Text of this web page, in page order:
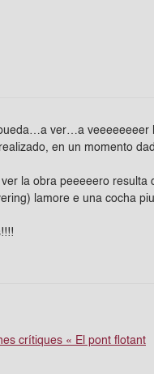
ver…a
en un momento
la obra peeeeero
lamore e una cocha
crítiques « El pont flotant